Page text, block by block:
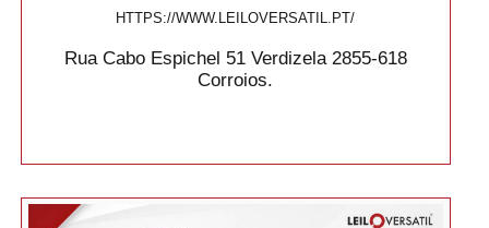
HTTPS://WWW.LEILOVERSATIL.PT/
Rua Cabo Espichel 51 Verdizela 2855-618
Corroios.